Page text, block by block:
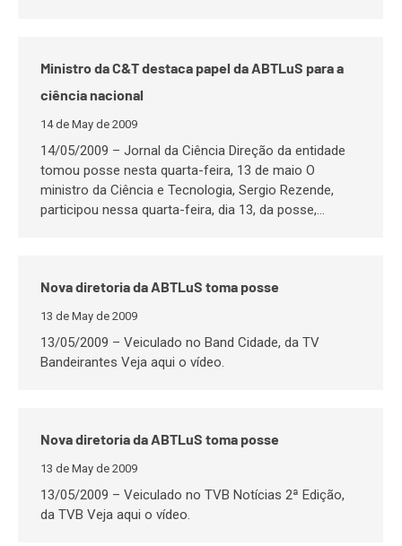
Ministro da C&T destaca papel da ABTLuS para a
ciência nacional
14 de May de 2009
14/05/2009 – Jornal da Ciência Direção da entidade
tomou posse nesta quarta-feira, 13 de maio O
ministro da Ciência e Tecnologia, Sergio Rezende,
participou nessa quarta-feira, dia 13, da posse,…
Nova diretoria da ABTLuS toma posse
13 de May de 2009
13/05/2009 – Veiculado no Band Cidade, da TV
Bandeirantes Veja aqui o vídeo.
Nova diretoria da ABTLuS toma posse
13 de May de 2009
13/05/2009 – Veiculado no TVB Notícias 2ª Edição,
da TVB Veja aqui o vídeo.